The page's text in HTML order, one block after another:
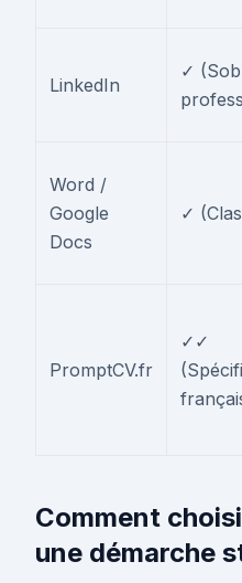
LinkedIn
✓
Word /
Google
Docs
✓
PromptCV.fr
✓✓
Comment
une démarche